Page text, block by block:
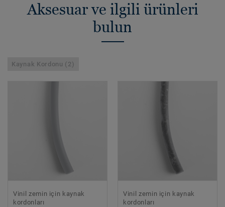
Aksesuar ve ilgili ürünleri
bulun
Kaynak Kordonu (2)
Vinil zemin için kaynak
kordonları
Vinil zemin için kaynak
kordonları